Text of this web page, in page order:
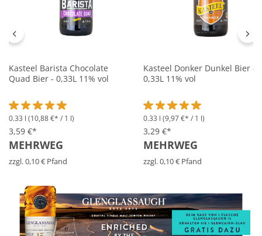
Kasteel Barista Chocolate
Quad Bier - 0,33L 11% vol
Durchschnittliche Bewertung von 5 von 5 Sternen
0.33 l (10,88 €* / 1 l)
3,59 €*
MEHRWEG
zzgl. 0,10 € Pfand
Kasteel Donker Dunkel Bier -
0,33L 11% vol
Durchschnittliche
0.33 l (9,97 €* / 1 l)
3,29 €*
MEHRWEG
zzgl. 0,10 € Pfand